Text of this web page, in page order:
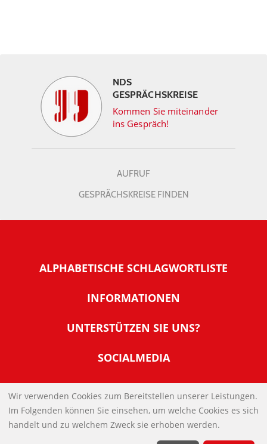
NDS
GESPRÄCHSKREISE
Kommen Sie miteinander
ins Gespräch!
AUFRUF
GESPRÄCHSKREISE FINDEN
ALPHABETISCHE SCHLAGWORTLISTE
INFORMATIONEN
Warum NachDenkSeiten
Tipps zur Nutzung der NachDenkSeiten
Banner und E-Mail-Signaturen
Links
Kontakt
UNTERSTÜTZEN SIE UNS?
Werden Sie Fördermitglied
Spenden Sie Online
SOCIALMEDIA
IMPRESSUM
DATENSCHUTZERKLÄRUNG
Wir verwenden Cookies zum Bereitstellen unserer Leistungen.
Im Folgenden können Sie einsehen, um welche Cookies es sich
handelt und zu welchem Zweck sie erhoben werden.